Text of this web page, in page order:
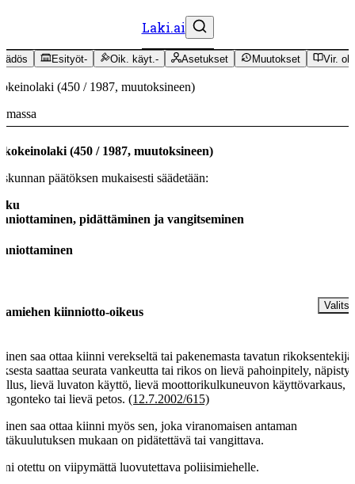
Laki.ai
Esityöt- Oik. käyt.- Asetukset Muutokset Vir.
(450 / 1987, muutoksineen)
(450 / 1987, muutoksineen)
päätöksen mukaisesti säädetään:
pidättäminen ja vangitseminen
kiinniotto-oikeus
saa ottaa kiinni verekseltä tai pakenemasta tavatun
saattaa seurata vankeutta tai rikos on lievä pahoinpitely,
lievä luvaton käyttö, lievä moottorikulkuneuvon käyttövarkaus,
tai lievä petos. (12.7.2002/615)
saa ottaa kiinni myös sen, joka viranomaisen antaman
mukaan on pidätettävä tai vangittava.
otettu on viipymättä luovutettava poliisimiehelle.